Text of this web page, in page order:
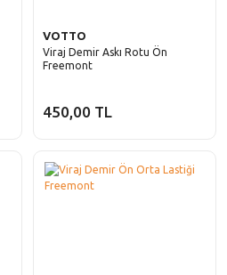
VOTTO
Viraj Demir Askı Rotu Ön
Freemont
450,00 TL